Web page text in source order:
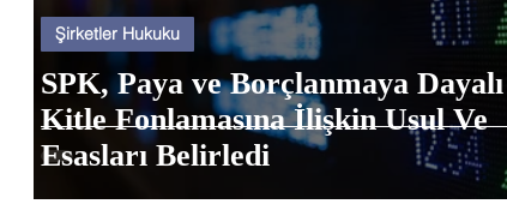
SPK, Paya ve Borçlanmaya Dayalı
Kitle Fonlamasına İlişkin Usul Ve
Esasları Belirledi
Şirketler Hukuku